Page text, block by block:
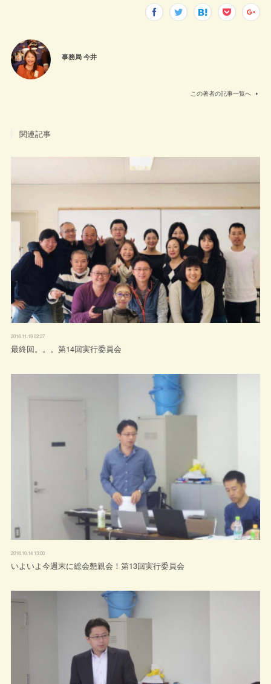
事務局 今井
この著者の記事一覧へ
関連記事
2018.11.19 02:27
最終回。。。第14回実行委員会
2018.10.14 13:00
いよいよ今週末に総会懇親会！第13回実行委員会